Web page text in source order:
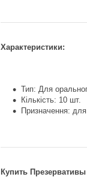
Характеристики:
Тип: Для
Кількість: 10 шт.
Призначення:
Купить